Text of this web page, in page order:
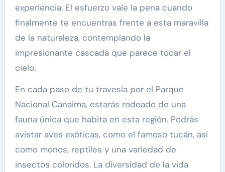
experiencia. El esfuerzo vale la pena cuando
finalmente te encuentras frente a esta maravilla
de la naturaleza, contemplando la
impresionante cascada que parece tocar el
cielo.
En cada paso de tu travesía por el Parque
Nacional Canaima, estarás rodeado de una
fauna única que habita en esta región. Podrás
avistar aves exóticas, como el famoso tucán, así
como monos, reptiles y una variedad de
insectos coloridos. La diversidad de la vida